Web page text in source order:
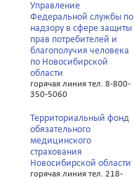
Управление
Федеральной службы по
надзору в сфере защиты
прав потребителей и
благополучия человека
по Новосибирской
области
горячая линия тел. 8-800-
350-5060
Территориальный фонд
обязательного
медицинского
страхования
Новосибирской области
горячая линия тел. 218-